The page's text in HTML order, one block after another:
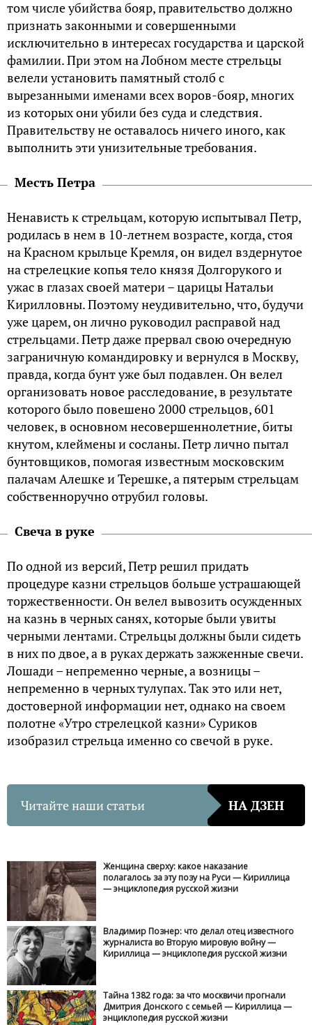
том числе убийства бояр, правительство должно
признать законными и совершенными
исключительно в интересах государства и царской
фамилии. При этом на Лобном месте стрельцы
велели установить памятный столб с
вырезанными именами всех воров-бояр, многих
из которых они убили без суда и следствия.
Правительству не оставалось ничего иного, как
выполнить эти унизительные требования.
Месть Петра
Ненависть к стрельцам, которую испытывал Петр,
родилась в нем в 10-летнем возрасте, когда, стоя
на Красном крыльце Кремля, он видел вздернутое
на стрелецкие копья тело князя Долгорукого и
ужас в глазах своей матери – царицы Натальи
Кирилловны. Поэтому неудивительно, что, будучи
уже царем, он лично руководил расправой над
стрельцами. Петр даже прервал свою очередную
заграничную командировку и вернулся в Москву,
правда, когда бунт уже был подавлен. Он велел
организовать новое расследование, в результате
которого было повешено 2000 стрельцов, 601
человек, в основном несовершеннолетние, биты
кнутом, клеймены и сосланы. Петр лично пытал
бунтовщиков, помогая известным московским
палачам Алешке и Терешке, а пятерым стрельцам
собственноручно отрубил головы.
Свеча в руке
По одной из версий, Петр решил придать
процедуре казни стрельцов больше устрашающей
торжественности. Он велел вывозить осужденных
на казнь в черных санях, которые были увиты
черными лентами. Стрельцы должны были сидеть
в них по двое, а в руках держать зажженные свечи.
Лошади – непременно черные, а возницы –
непременно в черных тулупах. Так это или нет,
достоверной информации нет, однако на своем
полотне «Утро стрелецкой казни» Суриков
изобразил стрельца именно со свечой в руке.
Читайте наши статьи НА ДЗЕН
Женщина сверху: какое наказание
полагалось за эту позу на Руси — Кириллица
— энциклопедия русской жизни
Владимир Познер: что делал отец известного
журналиста во Вторую мировую войну —
Кириллица — энциклопедия русской жизни
Тайна 1382 года: за что москвичи прогнали
Дмитрия Донского с семьей — Кириллица —
энциклопедия русской жизни